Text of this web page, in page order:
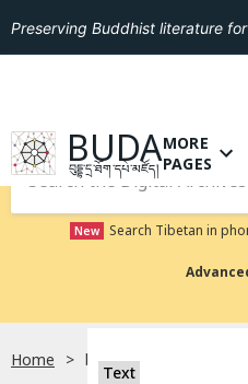
Preserving Buddhist literature
GO TO
BUDA
བུདྡྷ་དྲ་ཐོག་དཔེ་མཛོད།
OPEN
MORE
PAGES
New Search Tibetan in
Home bdr:MW22933_A6589F
Text